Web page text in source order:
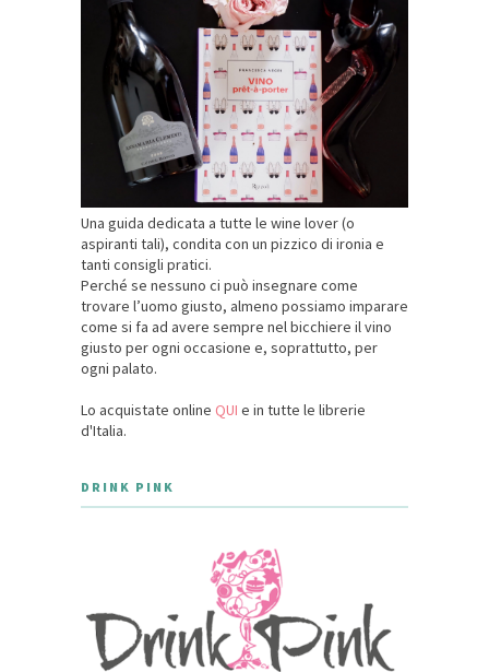
Una guida dedicata a tutte le wine lover (o
aspiranti tali), condita con un pizzico di ironia e
tanti consigli pratici.
Perché se nessuno ci può insegnare come
trovare l’uomo giusto, almeno possiamo imparare
come si fa ad avere sempre nel bicchiere il vino
giusto per ogni occasione e, soprattutto, per
ogni palato.
Lo acquistate online QUI e in tutte le librerie
d'Italia.
DRINK PINK